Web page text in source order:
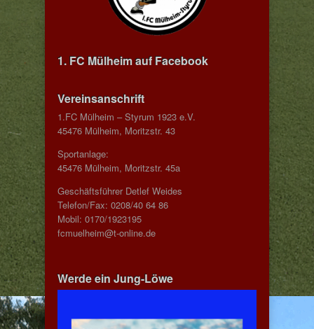
1. FC Mülheim auf Facebook
Vereinsanschrift
1.FC Mülheim – Styrum 1923 e.V.
45476 Mülheim, Moritzstr. 43
Sportanlage:
45476 Mülheim, Moritzstr. 45a
Geschäftsführer Detlef Weides
Telefon/Fax: 0208/40 64 86
Mobil: 0170/1923195
fcmuelheim@t-online.de
Werde ein Jung-Löwe